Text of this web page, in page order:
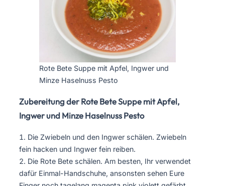
Rote Bete Suppe mit Apfel, Ingwer und
Minze Haselnuss Pesto
Zubereitung der Rote Bete Suppe mit Apfel,
Ingwer und Minze Haselnuss Pesto
Die Zwiebeln und den Ingwer schälen. Zwiebeln
fein hacken und Ingwer fein reiben.
Die Rote Bete schälen. Am besten, Ihr verwendet
dafür Einmal-Handschuhe, ansonsten sehen Eure